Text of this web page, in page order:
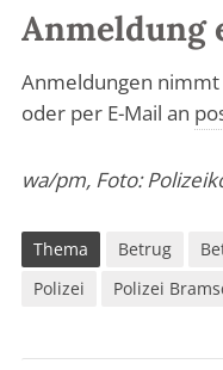
Anmeldung
Anmeldungen
oder per E-Mail an
wa/pm, Foto:
Thema Betrug
Polizei
Polizei